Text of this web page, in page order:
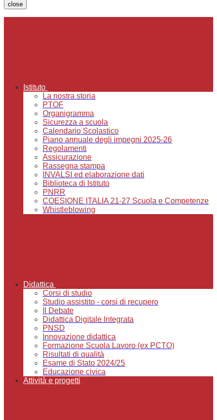
close
Istituto
La nostra storia
PTOF
Organigramma
Sicurezza a scuola
Calendario Scolastico
Piano annuale degli impegni 2025-26
Regolamenti
Assicurazione
Rassegna stampa
INVALSI ed elaborazione dati
Biblioteca di Istituto
PNRR
COESIONE ITALIA 21-27 Scuola e Competenze
Whistleblowing
Didattica
Corsi di studio
Studio assistito - corsi di recupero
Il Debate
Didattica Digitale Integrata
PNSD
Innovazione didattica
Formazione Scuola Lavoro (ex PCTO)
Risultati di qualità
Esame di Stato 2024/25
Educazione civica
Attività e progetti